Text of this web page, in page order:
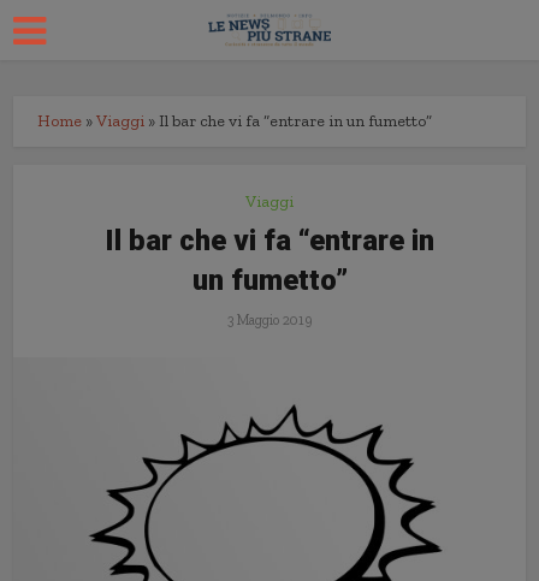
Home »Viaggi » Il bar che vi fa “entrare in un fumetto”
Viaggi
Il bar che vi fa “entrare in
un fumetto”
3 Maggio 2019